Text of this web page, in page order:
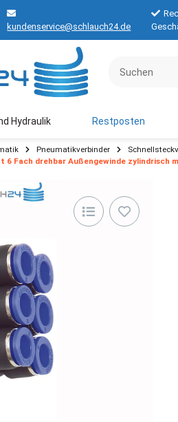
kundenservice@schlauch24.de
Hydraulik Restposten
Pneumatikverbinder
Fach drehbar Außengewinde zylindrisch